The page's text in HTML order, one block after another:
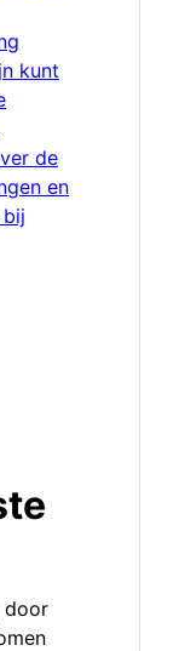
kunt
de
en
door